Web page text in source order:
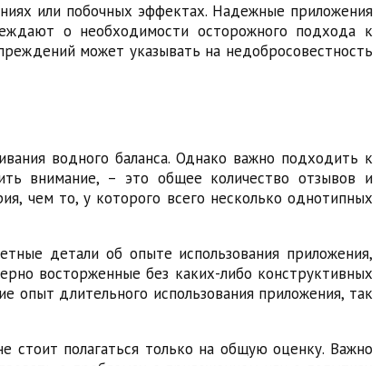
или побочных эффектах. Надежные приложения
о необходимости осторожного подхода к
может указывать на недобросовестность
водного баланса. Однако важно подходить к
внимание, – это общее количество отзывов и
чем то, у которого всего несколько однотипных
детали об опыте использования приложения,
восторженные без каких-либо конструктивных
опыт длительного использования приложения, так
стоит полагаться только на общую оценку. Важно